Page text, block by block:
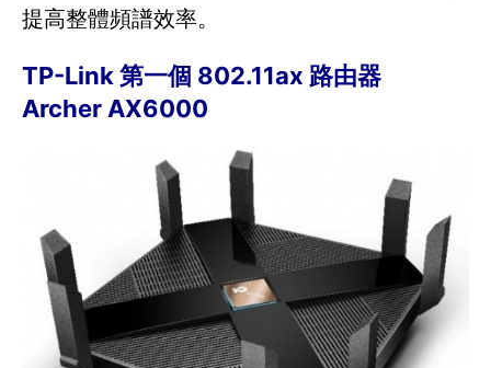
提高整體頻譜效率。
TP-Link 第一個 802.11ax 路由器
Archer AX6000